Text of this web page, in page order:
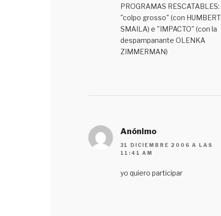
PROGRAMAS RESCATABLES:
"colpo grosso" (con
SMAILA) e "IMPACTO" (con la
despampanante OLENKA
ZIMMERMAN)
Anónimo
31 DICIEMBRE 2006 A LAS
11:41 AM
yo quiero participar